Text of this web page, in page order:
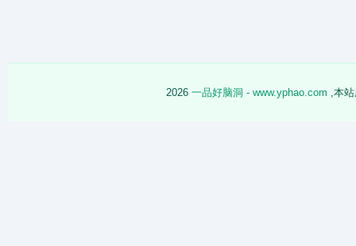
2026 一品好脑洞 - www.yphao.com ,本